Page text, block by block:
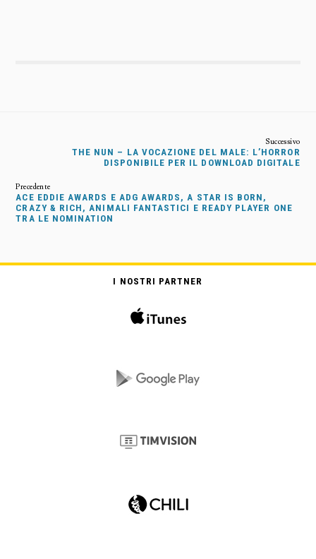
THE NUN – LA VOCAZIONE DEL MALE: L’HORROR
DISPONIBILE PER IL DOWNLOAD DIGITALE
ACE EDDIE AWARDS E ADG AWARDS, A STAR IS BORN,
CRAZY & RICH, ANIMALI FANTASTICI E READY PLAYER ONE
TRA LE NOMINATION
I NOSTRI PARTNER